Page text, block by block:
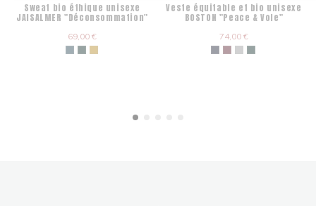
Sweat bio éthique unisexe
JAISALMER "Déconsommation"
69,00 €
Veste équitable et bio unisexe
BOSTON "Peace & Vole"
74,00 €